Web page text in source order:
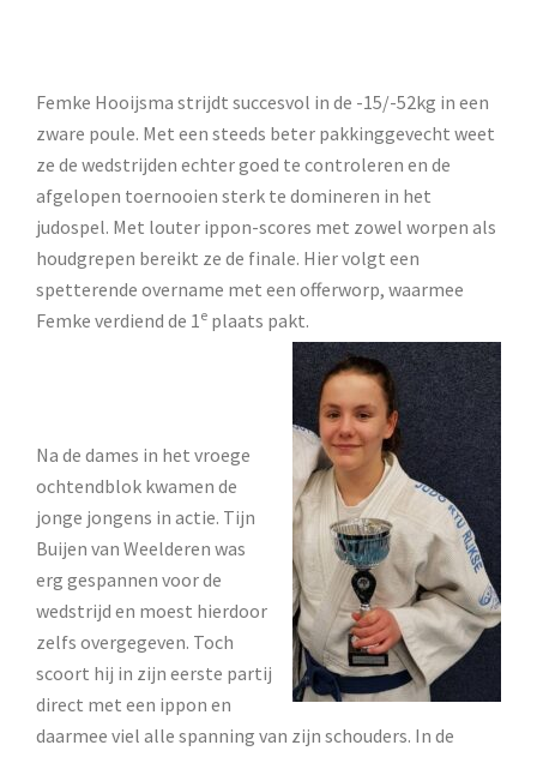
Femke Hooijsma strijdt succesvol in de -15/-52kg in een
zware poule. Met een steeds beter pakkinggevecht weet
ze de wedstrijden echter goed te controleren en de
afgelopen toernooien sterk te domineren in het
judospel. Met louter ippon-scores met zowel worpen als
houdgrepen bereikt ze de finale. Hier volgt een
spetterende overname met een offerworp, waarmee
Femke verdiend de 1 e plaats pakt.
Na de dames in het vroege
ochtendblok kwamen de
jonge jongens in actie. Tijn
Buijen van Weelderen was
erg gespannen voor de
wedstrijd en moest hierdoor
zelfs overgegeven. Toch
scoort hij in zijn eerste partij
direct met een ippon en
daarmee viel alle spanning van zijn schouders. In de